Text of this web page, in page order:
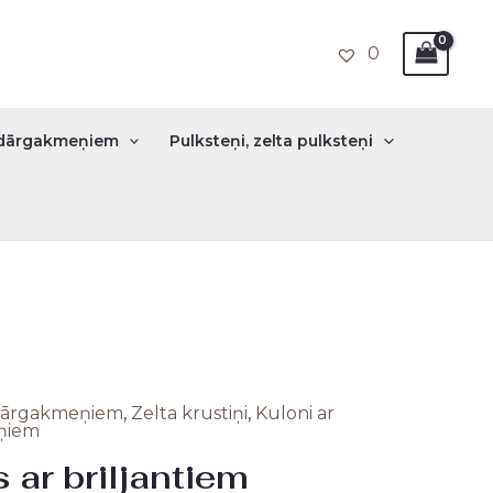
0
Pulksteņi, zelta pulksteņi
, Zelta krustiņi, Kuloni ar
ar briljantiem
Current
price